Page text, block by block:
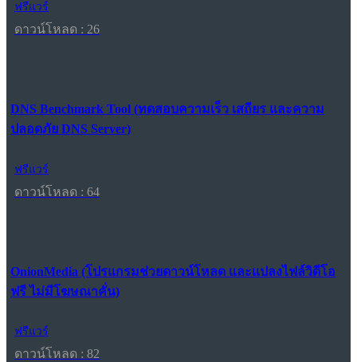
ฟรีแวร์
ดาวน์โหลด : 26
DNS Benchmark Tool (ทดสอบความเร็ว เสถียร และความ
ปลอดภัย DNS Server)
ฟรีแวร์
ดาวน์โหลด : 64
OnionMedia (โปรแกรมช่วยดาวน์โหลด และแปลงไฟล์วิดีโอ
ฟรี ไม่มีโฆษณาคั่น)
ฟรีแวร์
ดาวน์โหลด : 82